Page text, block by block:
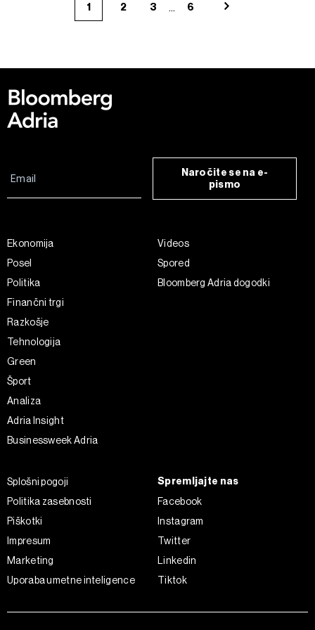
1 2 3 ... 6
Naročite se na e-
pismo
Ekonomija
Posel
Politika
Finančni trgi
Razkošje
Tehnologija
Green
Šport
Analiza
Adria Insight
Businessweek Adria
Videos
Spored
Bloomberg Adria dogodki
Splošni pogoji
Politika zasebnosti
Piškotki
Impresum
Marketing
Uporaba umetne inteligence
Spremljajte nas
Facebook
Instagram
Twitter
Linkedin
Tiktok